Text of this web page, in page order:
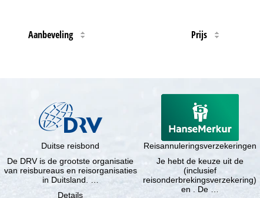
Aanbeveling Prijs
Duitse reisbond
De DRV is de grootste organisatie
van reisbureaus en reisorganisaties
in Duitsland. …
Details
Reisannuleringsverzekeringen
Je hebt de keuze uit de
(inclusief
reisonderbrekingsverzekering)
en . De …